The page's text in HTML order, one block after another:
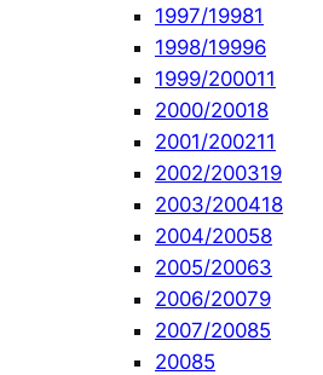
1997/19981
1998/19996
1999/200011
2000/20018
2001/200211
2002/200319
2003/200418
2004/20058
2005/20063
2006/20079
2007/20085
20085